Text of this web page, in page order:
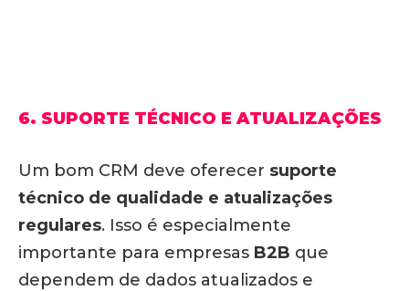
6. SUPORTE TÉCNICO E ATUALIZAÇÕES
Um bom CRM deve oferecer suporte
técnico de qualidade e atualizações
regulares. Isso é especialmente
importante para empresas B2B que
dependem de dados atualizados e